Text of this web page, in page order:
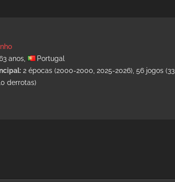
anos,
Portugal
2 épocas (2000-2000, 2025-2026), 56 jogos (33
derrotas)